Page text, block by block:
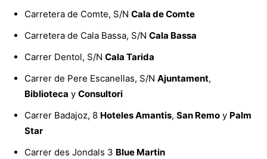
Carretera de Comte, S/N Cala de Comte
Carretera de Cala Bassa, S/N Cala Bassa
Carrer Dentol, S/N Cala Tarida
Carrer de Pere Escanellas, S/N Ajuntament,
Biblioteca y Consultori
Carrer Badajoz, 8 Hoteles Amantis, San Remo y Palm
Star
Carrer des Jondals 3 Blue Martin